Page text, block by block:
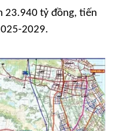
23.940 tỷ đồng, tiến
2029.